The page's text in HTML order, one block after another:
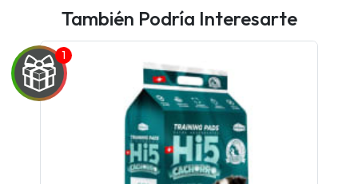
También Podría Interesarte